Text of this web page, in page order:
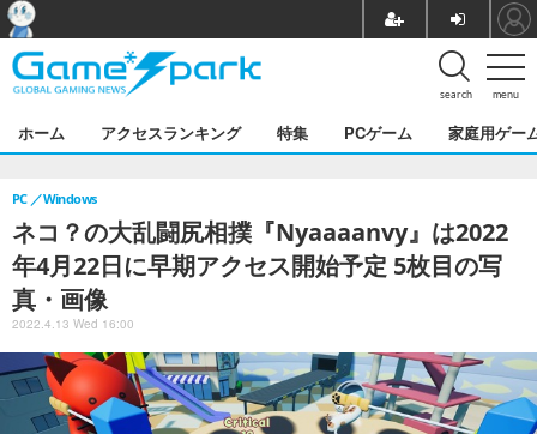
menu
search
ホーム アクセスランキング 特集 PCゲーム 家庭用ゲー
ネコ？の大乱闘尻相撲『Nyaaaanvy』は2022
年4月22日に早期アクセス開始予定 5枚目の写
真・画像
PC Windows
2022.4.13 Wed 16:00